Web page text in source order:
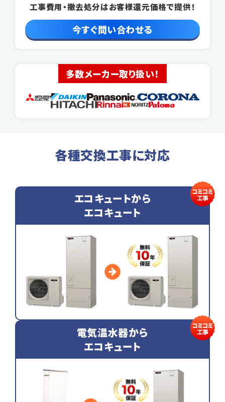
工事費用・撤去処分はお客様還元価格で提供！
今すぐ問い合わせる
多数メーカー取り扱い！
各種交換工事に対応
エコキュートから
エコキュート
電気温水器から
エコキュート